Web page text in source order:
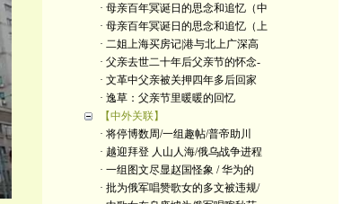
· 母亲百年冥诞日的思念和追忆（中
· 母亲百年冥诞日的思念和追忆（上
· 二姐上海买房记|港与北上广深高
· 父亲去世二十年后父亲节的怀念-
· 文革中父亲被关押四年多后回家
· 逸草：父亲节里暖暖的回忆
【中外关联】
· 将停博数周/一组趣帖/普帝助川
· 越迎拜登 人山人海/俄乌战争进程
· 一组图文尽显赵国怪象 / 华为的
· 批为俄军唱赞歌女的多文被违规/